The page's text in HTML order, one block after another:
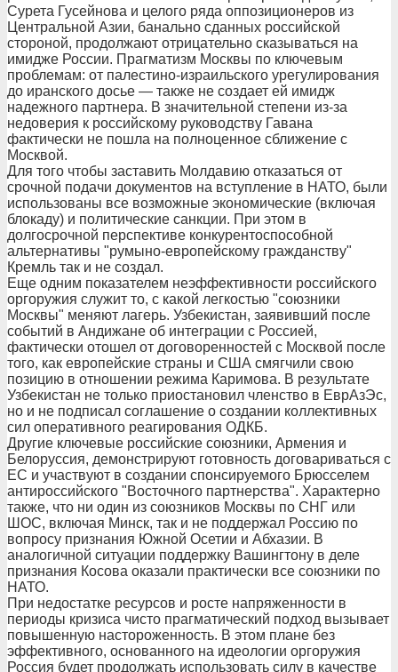
Сурета Гусейнова и целого ряда оппозиционеров из
Центральной Азии, банально сданных российской
стороной, продолжают отрицательно сказываться на
имидже России. Прагматизм Москвы по ключевым
проблемам: от палестино-израильского урегулирования
до иранского досье — также не создает ей имидж
надежного партнера. В значительной степени из-за
недоверия к российскому руководству Гавана
фактически не пошла на полноценное сближение с
Москвой.
Для того чтобы заставить Молдавию отказаться от
срочной подачи документов на вступление в НАТО, были
использованы все возможные экономические (включая
блокаду) и политические санкции. При этом в
долгосрочной перспективе конкурентоспособной
альтернативы "румыно-европейскому гражданству"
Кремль так и не создал.
Еще одним показателем неэффективности российского
оргоружия служит то, с какой легкостью "союзники
Москвы" меняют лагерь. Узбекистан, заявивший после
событий в Андижане об интеграции с Россией,
фактически отошел от договоренностей с Москвой после
того, как европейские страны и США смягчили свою
позицию в отношении режима Каримова. В результате
Узбекистан не только приостановил членство в ЕврАзЭс,
но и не подписал соглашение о создании коллективных
сил оперативного реагирования ОДКБ.
Другие ключевые российские союзники, Армения и
Белоруссия, демонстрируют готовность договариваться с
ЕС и участвуют в создании спонсируемого Брюсселем
антироссийского "Восточного партнерства". Характерно
также, что ни один из союзников Москвы по СНГ или
ШОС, включая Минск, так и не поддержал Россию по
вопросу признания Южной Осетии и Абхазии. В
аналогичной ситуации поддержку Вашингтону в деле
признания Косова оказали практически все союзники по
НАТО.
При недостатке ресурсов и росте напряженности в
периоды кризиса чисто прагматический подход вызывает
повышенную настороженность. В этом плане без
эффективного, основанного на идеологии оргоружия
Россия будет продолжать использовать силу в качестве